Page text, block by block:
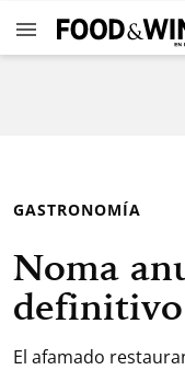
GASTRONOMÍA
Noma
El afamado